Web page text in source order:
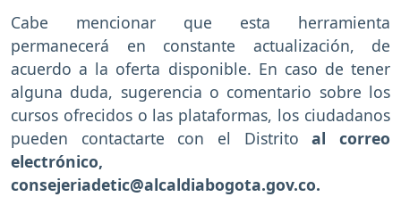
Cabe mencionar que esta herramienta
permanecerá en constante actualización, de
acuerdo a la oferta disponible. En caso de tener
alguna duda, sugerencia o comentario sobre los
cursos ofrecidos o las plataformas, los ciudadanos
pueden contactarte con el Distritoal correo
electrónico,
consejeriadetic@alcaldiabogota.gov.co.